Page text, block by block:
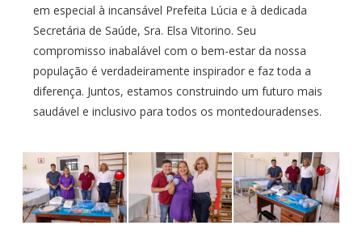
em especial à incansável Prefeita Lúcia e à dedicada
Secretária de Saúde, Sra. Elsa Vitorino. Seu
compromisso inabalável com o bem-estar da nossa
população é verdadeiramente inspirador e faz toda a
diferença. Juntos, estamos construindo um futuro mais
saudável e inclusivo para todos os montedouradenses.